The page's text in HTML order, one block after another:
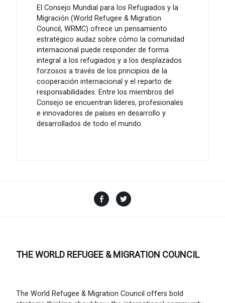
El Consejo Mundial para los Refugiados y la
Migración (World Refugee & Migration
Council, WRMC) ofrece un pensamiento
estratégico audaz sobre cómo la comunidad
internacional puede responder de forma
integral a los refugiados y a los desplazados
forzosos a través de los principios de la
cooperación internacional y el reparto de
responsabilidades. Entre los miembros del
Consejo se encuentran líderes, profesionales
e innovadores de países en desarrollo y
desarrollados de todo el mundo.
Facebook
THE WORLD REFUGEE & MIGRATION COUNCIL
The World Refugee & Migration Council offers bold